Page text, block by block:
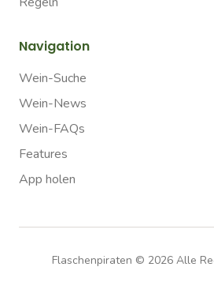
Navigation
Wein-Suche
Wein-News
Wein-FAQs
Features
App holen
Flaschenpiraten © 2026Alle